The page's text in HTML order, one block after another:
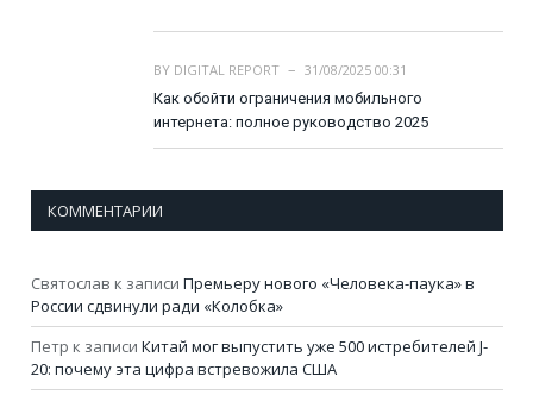
BY DIGITAL REPORT
31/08/2025 00:31
Как обойти ограничения мобильного
интернета: полное руководство 2025
КОММЕНТАРИИ
Святослав к записи Премьеру нового «Человека-паука» в
России сдвинули ради «Колобка»
Петр к записи Китай мог выпустить уже 500 истребителей J-
20: почему эта цифра встревожила США